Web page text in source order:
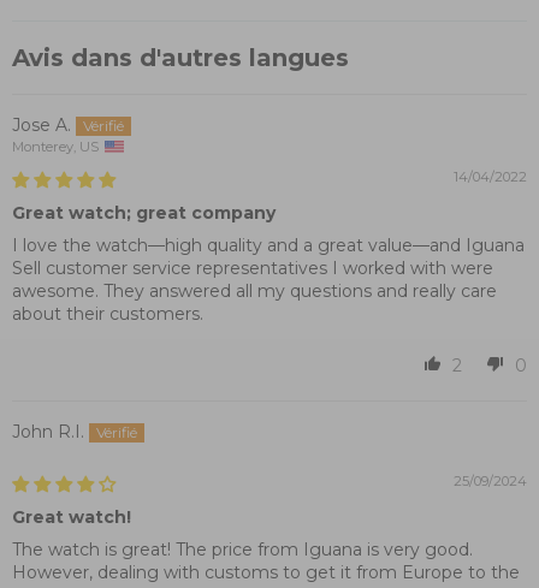
Avis dans d'autres langues
Jose A.
Monterey, US
14/04/2022
Great watch; great company
I love the watch—high quality and a great value—and Iguana
Sell customer service representatives I worked with were
awesome. They answered all my questions and really care
about their customers.
2 0
John R.I.
25/09/2024
Great watch!
The watch is great! The price from Iguana is very good.
However, dealing with customs to get it from Europe to the